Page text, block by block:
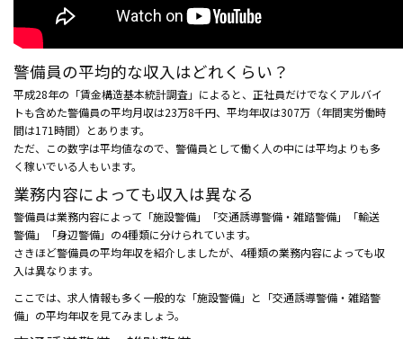
警備員の平均的な収入はどれくらい？
平成28年の「賃金構造基本統計調査」によると、正社員だけでなくアルバイ
トも含めた警備員の平均月収は23万8千円、平均年収は307万（年間実労働時
間は171時間）とあります。
ただ、この数字は平均値なので、警備員として働く人の中には平均よりも多
く稼いでいる人もいます。
業務内容によっても収入は異なる
警備員は業務内容によって「施設警備」「交通誘導警備・雑踏警備」「輸送
警備」「身辺警備」の4種類に分けられています。
さきほど警備員の平均年収を紹介しましたが、4種類の業務内容によっても収
入は異なります。
ここでは、求人情報も多く一般的な「施設警備」と「交通誘導警備・雑踏警
備」の平均年収を見てみましょう。